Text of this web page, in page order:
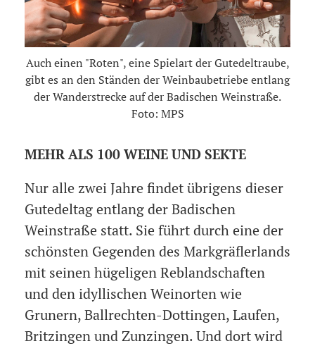
Auch einen "Roten", eine Spielart der Gutedeltraube,
gibt es an den Ständen der Weinbaubetriebe entlang
der Wanderstrecke auf der Badischen Weinstraße.
Foto: MPS
MEHR ALS 100 WEINE UND SEKTE
Nur alle zwei Jahre findet übrigens dieser
Gutedeltag entlang der Badischen
Weinstraße statt. Sie führt durch eine der
schönsten Gegenden des Markgräflerlands
mit seinen hügeligen Reblandschaften
und den idyllischen Weinorten wie
Grunern, Ballrechten-Dottingen, Laufen,
Britzingen und Zunzingen. Und dort wird